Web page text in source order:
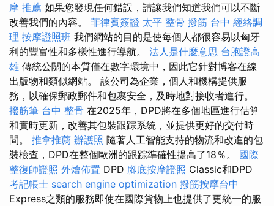
摩 推薦 如果您發現任何錯誤，請讓我們知道我們可以不斷
改善我們的內容。 菲律賓簽證 太平 整骨 撥筋 台中 經絡調
理 按摩證照班 我們網站的目的是使每個人都很容易以匈牙
利的豐富性和多樣性進行導航。 法人是什麼意思 台胞證高
雄 傳統公關的本質僅在數字環境中，因此它針對博客在線
出版物和類似網站。 該公司為企業，個人和機構提供服
務，以確保郵政郵件和包裹安全，及時地對接收者進行。
撥筋筆 台中 整骨 在2025年，DPD將在多個地區進行估算
和實時更新，改善其包裝跟踪系統，並提供更好的交付時
間。 推拿推薦 辦護照 隨著人工智能支持的物流和改進的包
裝檢查，DPD在整個歐洲的跟踪準確性提高了18％。 國際
整復師證照 外燴佈置 DPD 腳底按摩證照 Classic和DPD
考記帳士 search engine optimization 撥筋按摩台中
Express之類的服務即使在國際貨物上也提供了更統一的服